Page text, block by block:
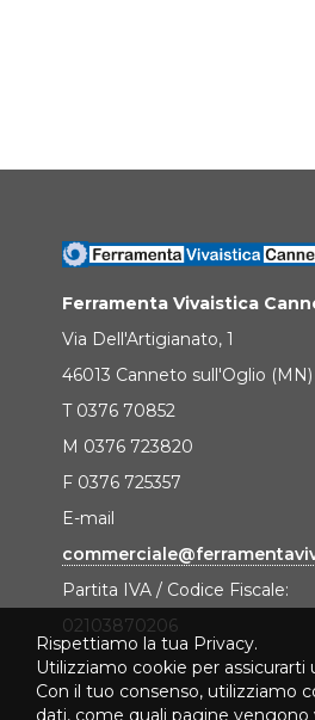
Ferramenta Vivaistica
Via Dell'Artigianato, 1
46013 Canneto sull'Oglio (MN)
T 0376 70852
M 0376 723820
F 0376 725357
E-mail
Partita IVA / Codice Fiscale:
02103870206
Rispettiamo la tua Privacy.
Utilizziamo cookie per assicurarti
Con il tuo consenso, utilizziamo
dati, come quali pagine vengono